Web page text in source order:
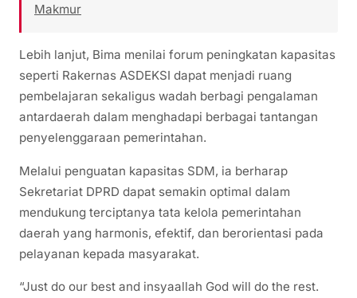
Makmur
Lebih lanjut, Bima menilai forum peningkatan kapasitas
seperti Rakernas ASDEKSI dapat menjadi ruang
pembelajaran sekaligus wadah berbagi pengalaman
antardaerah dalam menghadapi berbagai tantangan
penyelenggaraan pemerintahan.
Melalui penguatan kapasitas SDM, ia berharap
Sekretariat DPRD dapat semakin optimal dalam
mendukung terciptanya tata kelola pemerintahan
daerah yang harmonis, efektif, dan berorientasi pada
pelayanan kepada masyarakat.
“Just do our best and insyaallah God will do the rest.